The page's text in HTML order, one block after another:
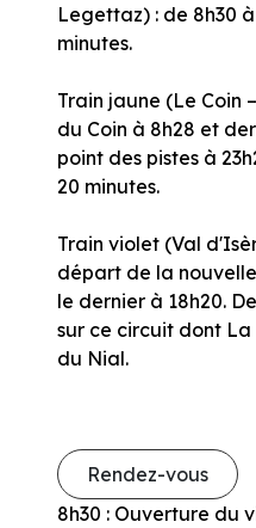
Legettaz) : de 8h30
minutes.
Train jaune (Le Coin
du Coin à 8h28 et
point des pistes à
20 minutes.
Train violet (Val
départ de la
le dernier à 18h20.
sur ce circuit dont
du Nial.
Rendez-vous
8h30 : Ouverture du